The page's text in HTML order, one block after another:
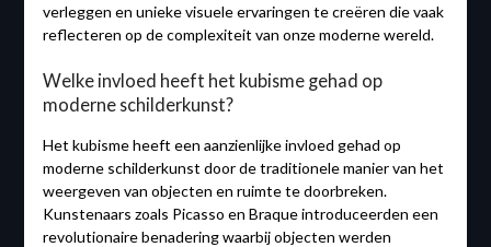
verleggen en unieke visuele ervaringen te creëren die vaak
reflecteren op de complexiteit van onze moderne wereld.
Welke invloed heeft het kubisme gehad op
moderne schilderkunst?
Het kubisme heeft een aanzienlijke invloed gehad op
moderne schilderkunst door de traditionele manier van het
weergeven van objecten en ruimte te doorbreken.
Kunstenaars zoals Picasso en Braque introduceerden een
revolutionaire benadering waarbij objecten werden